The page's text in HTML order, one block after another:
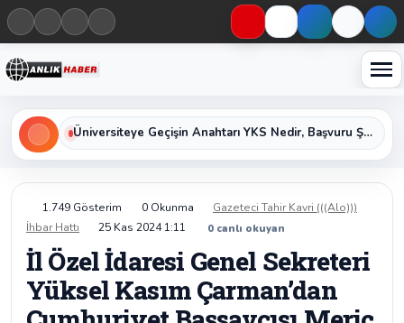
Haberleri keşfet
Üniversiteye Geçişin Anahtarı YKS Nedir, Başvuru Şartları ve Sınav Oturumları Nelerdir?
1.749 Gösterim 0 Okunma
Gazeteci Tahir Kavri (((Alo)))
İhbar Hattı
25 Kas 2024 1:11 0 canlı okuyan
İl Özel İdaresi Genel Sekreteri
Yüksel Kasım Çarman’dan